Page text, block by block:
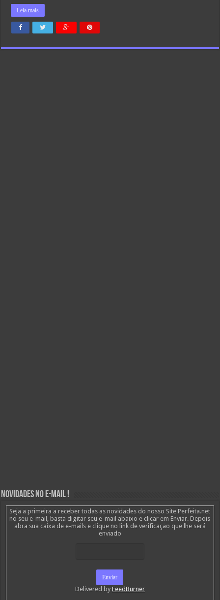
Leia mais
Novidades no E-mail !
Seja a primeira a receber todas as novidades do nosso Site Perfeita.net
no seu e-mail, basta digitar seu e-mail abaixo e clicar em Enviar. Depois
abra sua caixa de e-mails e clique no link de verificação que lhe será
enviado
Delivered by FeedBurner